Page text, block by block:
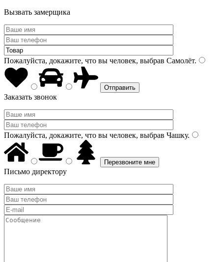
Вызвать замерщика
Пожалуйста, докажите, что вы человек, выбрав Самолёт.
Заказать звонок
Пожалуйста, докажите, что вы человек, выбрав Чашку.
Письмо директору